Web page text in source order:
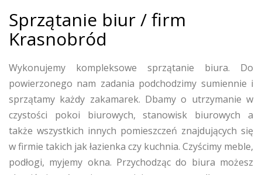
Sprzątanie biur / firm
Krasnobród
Wykonujemy kompleksowe sprzątanie biura. Do
powierzonego nam zadania podchodzimy sumiennie i
sprzątamy każdy zakamarek. Dbamy o utrzymanie w
czystości pokoi biurowych, stanowisk biurowych a
także wszystkich innych pomieszczeń znajdujących się
w firmie takich jak łazienka czy kuchnia. Czyścimy meble,
podłogi, myjemy okna. Przychodząc do biura możesz